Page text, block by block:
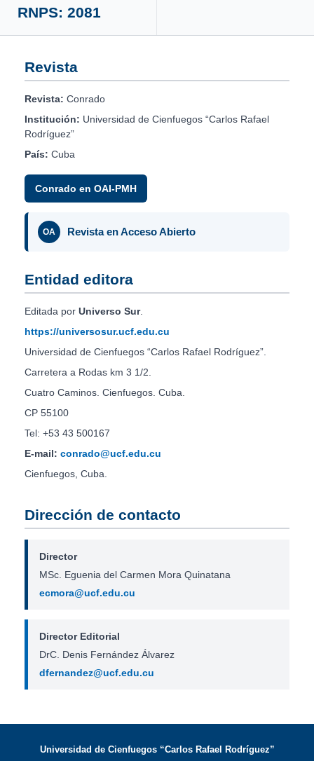
RNPS: 2081
Revista
Revista: Conrado
Institución: Universidad de Cienfuegos “Carlos Rafael
Rodríguez”
País: Cuba
Conrado en OAI-PMH
OA Revista en Acceso Abierto
Entidad editora
Editada por Universo Sur.
https://universosur.ucf.edu.cu
Universidad de Cienfuegos “Carlos Rafael Rodríguez”.
Carretera a Rodas km 3 1/2.
Cuatro Caminos. Cienfuegos. Cuba.
CP 55100
Tel: +53 43 500167
E-mail: conrado@ucf.edu.cu
Cienfuegos, Cuba.
Dirección de contacto
Director
MSc. Eguenia del Carmen Mora Quinatana
ecmora@ucf.edu.cu
Director Editorial
DrC. Denis Fernández Álvarez
dfernandez@ucf.edu.cu
Universidad de Cienfuegos “Carlos Rafael Rodríguez”